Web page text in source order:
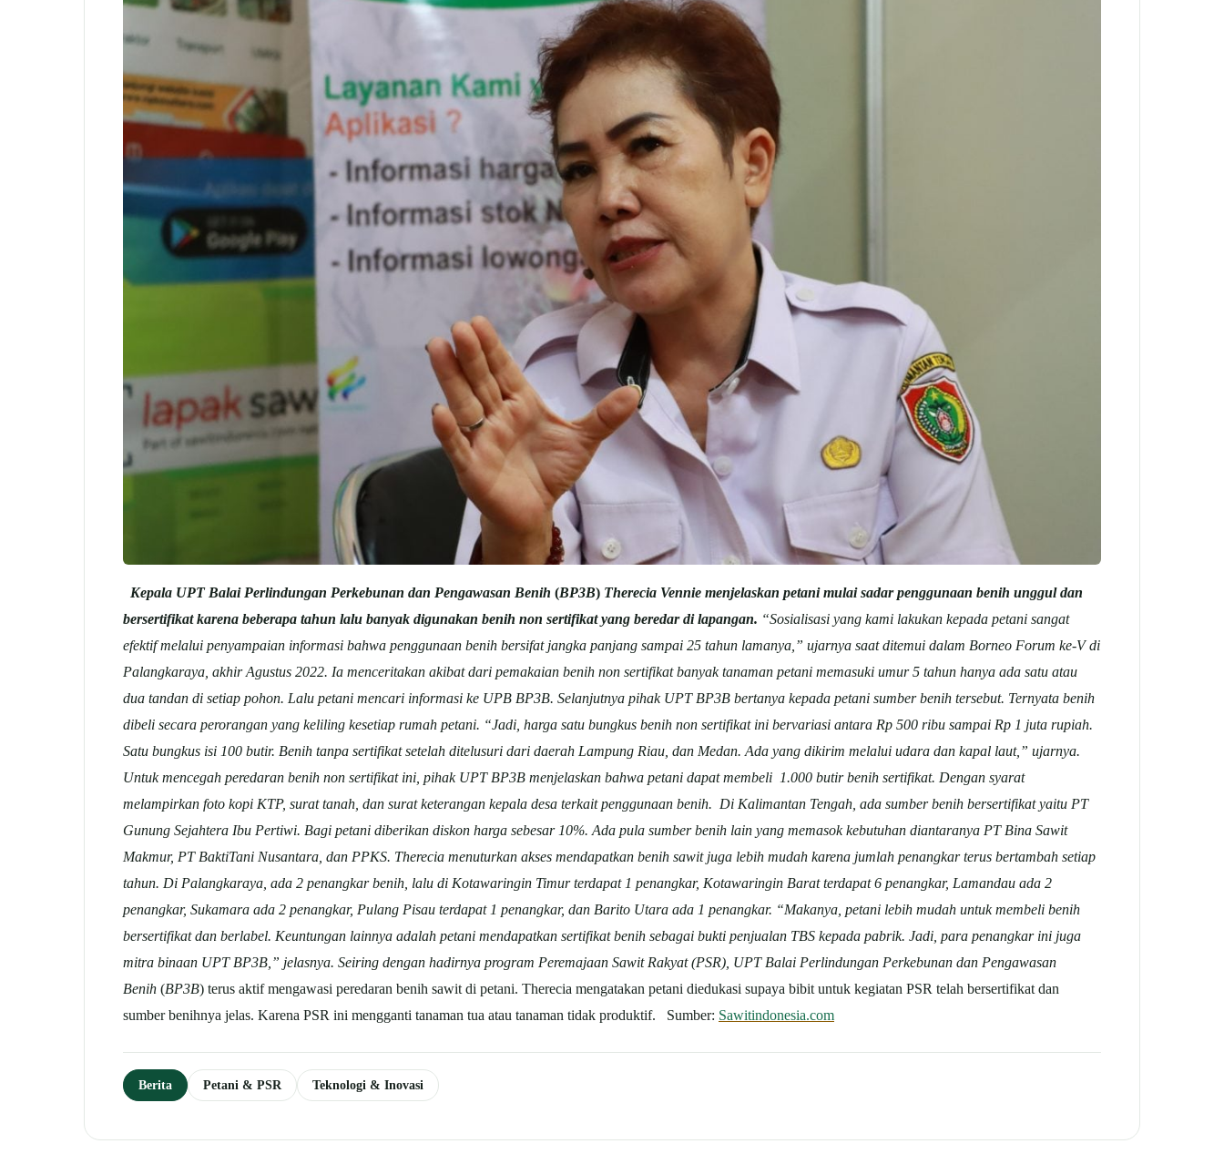
Kepala UPT Balai Perlindungan Perkebunan dan Pengawasan Benih (BP3B) Therecia Vennie menjelaskan petani mulai sadar penggunaan benih unggul dan
bersertifikat karena beberapa tahun lalu banyak digunakan benih non sertifikat yang beredar di lapangan. “Sosialisasi yang kami lakukan kepada petani sangat
efektif melalui penyampaian informasi bahwa penggunaan benih bersifat jangka panjang sampai 25 tahun lamanya,” ujarnya saat ditemui dalam Borneo Forum ke-V di
Palangkaraya, akhir Agustus 2022. Ia menceritakan akibat dari pemakaian benih non sertifikat banyak tanaman petani memasuki umur 5 tahun hanya ada satu atau
dua tandan di setiap pohon. Lalu petani mencari informasi ke UPB BP3B. Selanjutnya pihak UPT BP3B bertanya kepada petani sumber benih tersebut. Ternyata benih
dibeli secara perorangan yang keliling kesetiap rumah petani. “Jadi, harga satu bungkus benih non sertifikat ini bervariasi antara Rp 500 ribu sampai Rp 1 juta rupiah.
Satu bungkus isi 100 butir. Benih tanpa sertifikat setelah ditelusuri dari daerah Lampung Riau, dan Medan. Ada yang dikirim melalui udara dan kapal laut,” ujarnya.
Untuk mencegah peredaran benih non sertifikat ini, pihak UPT BP3B menjelaskan bahwa petani dapat membeli 1.000 butir benih sertifikat. Dengan syarat
melampirkan foto kopi KTP, surat tanah, dan surat keterangan kepala desa terkait penggunaan benih. Di Kalimantan Tengah, ada sumber benih bersertifikat yaitu PT
Gunung Sejahtera Ibu Pertiwi. Bagi petani diberikan diskon harga sebesar 10%. Ada pula sumber benih lain yang memasok kebutuhan diantaranya PT Bina Sawit
Makmur, PT BaktiTani Nusantara, dan PPKS. Therecia menuturkan akses mendapatkan benih sawit juga lebih mudah karena jumlah penangkar terus bertambah setiap
tahun. Di Palangkaraya, ada 2 penangkar benih, lalu di Kotawaringin Timur terdapat 1 penangkar, Kotawaringin Barat terdapat 6 penangkar, Lamandau ada 2
penangkar, Sukamara ada 2 penangkar, Pulang Pisau terdapat 1 penangkar, dan Barito Utara ada 1 penangkar. “Makanya, petani lebih mudah untuk membeli benih
bersertifikat dan berlabel. Keuntungan lainnya adalah petani mendapatkan sertifikat benih sebagai bukti penjualan TBS kepada pabrik. Jadi, para penangkar ini juga
mitra binaan UPT BP3B,” jelasnya. Seiring dengan hadirnya program Peremajaan Sawit Rakyat (PSR), UPT Balai Perlindungan Perkebunan dan Pengawasan
Benih (BP3B) terus aktif mengawasi peredaran benih sawit di petani. Therecia mengatakan petani diedukasi supaya bibit untuk kegiatan PSR telah bersertifikat dan
sumber benihnya jelas. Karena PSR ini mengganti tanaman tua atau tanaman tidak produktif. Sumber: Sawitindonesia.com
Berita Petani & PSR Teknologi & Inovasi